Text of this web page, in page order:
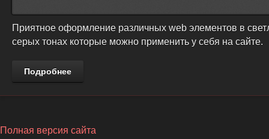
Приятное оформление различных web элементов в
серых тонах которые можно применить у себя на сайте.
Подробнее
Полная версия сайта